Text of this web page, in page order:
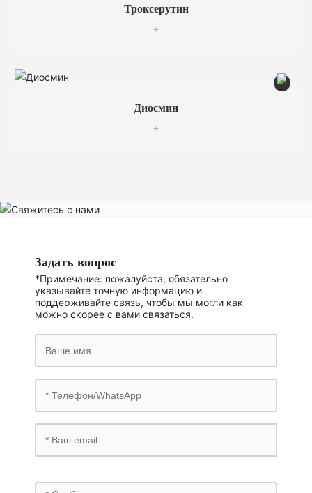
Троксерутин
+
Диосмин
+
Задать вопрос
*Примечание: пожалуйста, обязательно
указывайте точную информацию и
поддерживайте связь, чтобы мы могли как
можно скорее с вами связаться.